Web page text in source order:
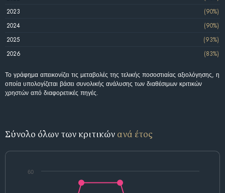
2023
(90%)
2024
(90%)
2025
(93%)
2026
(83%)
Το γράφημα απεικονίζει τις μεταβολές της τελικής ποσοστιαίας αξιολόγησης, η
οποία υπολογίζεται βάσει συνολικής ανάλυσης των διαθέσιμων κριτικών
χρηστών από διαφορετικές πηγές.
Σύνολο όλων των κριτικών ανά έτος
60